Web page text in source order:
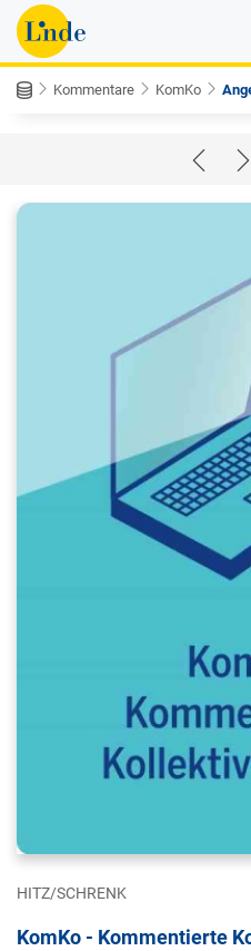
Kommentare KomKo
HITZ/SCHRENK
KomKo - Kommentierte